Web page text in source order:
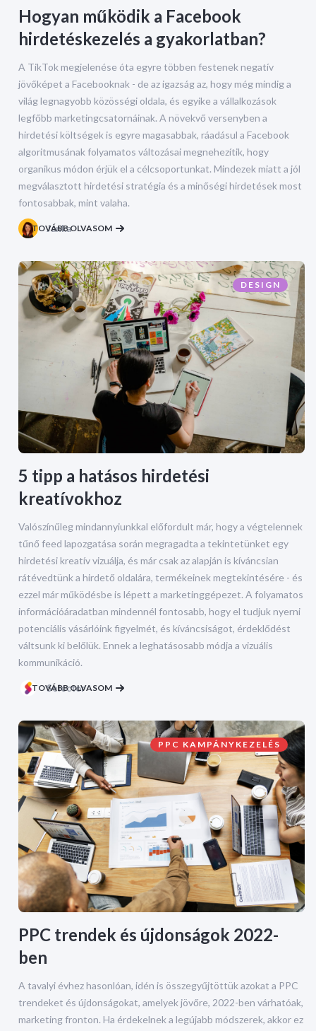
Hogyan működik a Facebook
hirdetéskezelés a gyakorlatban?
A TikTok megjelenése óta egyre többen festenek negatív
jövőképet a Facebooknak - de az igazság az, hogy még mindig a
világ legnagyobb közösségi oldala, és egyike a vállalkozások
legfőbb marketingcsatornáinak. A növekvő versenyben a
hirdetési költségek is egyre magasabbak, ráadásul a Facebook
algoritmusának folyamatos változásai megnehezítik, hogy
organikus módon érjük el a célcsoportunkat. Mindezek miatt a jól
megválasztott hirdetési stratégia és a minőségi hirdetések most
fontosabbak, mint valaha.
Janka
TOVÁBB OLVASOM
DESIGN
5 tipp a hatásos hirdetési
kreatívokhoz
Valószínűleg mindannyiunkkal előfordult már, hogy a végtelennek
tűnő feed lapozgatása során megragadta a tekintetünket egy
hirdetési kreatív vizuálja, és már csak az alapján is kíváncsian
rátévedtünk a hirdető oldalára, termékeinek megtekintésére - és
ezzel már működésbe is lépett a marketinggépezet. A folyamatos
információáradatban mindennél fontosabb, hogy el tudjuk nyerni
potenciális vásárlóink figyelmét, és kíváncsiságot, érdeklődést
váltsunk ki belőlük. Ennek a leghatásosabb módja a vizuális
kommunikáció.
Selector
TOVÁBB OLVASOM
PPC KAMPÁNYKEZELÉS
PPC trendek és újdonságok 2022-
ben
A tavalyi évhez hasonlóan, idén is összegyűjtöttük azokat a PPC
trendeket és újdonságokat, amelyek jövőre, 2022-ben várhatóak,
marketing fronton. Ha érdekelnek a legújabb módszerek, akkor ez